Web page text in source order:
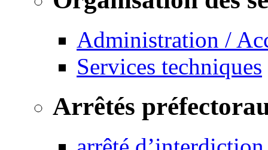
Administration /
Services techniques
Arrêtés